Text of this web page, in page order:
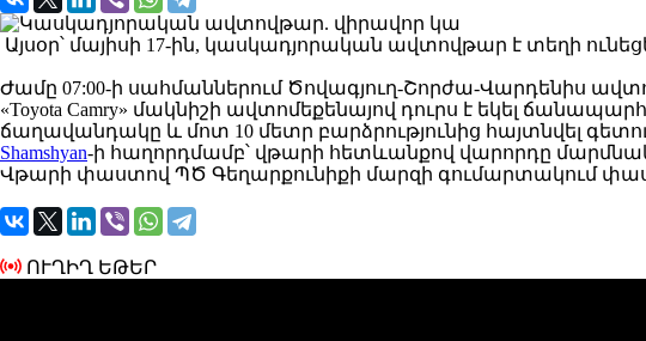
Այսօր՝ մայիսի 17-ին, կասկադյորական ավտովթար է տեղի
Ժամը 07:00-ի սահմաններում Ծովագյուղ-Շորժա-Վարդենիս
«Toyota Camry» մակնիշի ավտոմեքենայով դուրս է եկել
ճաղավանդակը և մոտ 10 մետր բարձրությունից հայտնվել
Shamshyan-ի հաղորդմամբ՝ վթարի հետևանքով վարորդը
Վթարի փաստով ՊԾ Գեղարքունիքի մարզի գումարտակում
ՈՒՂԻՂ ԵԹԵՐ